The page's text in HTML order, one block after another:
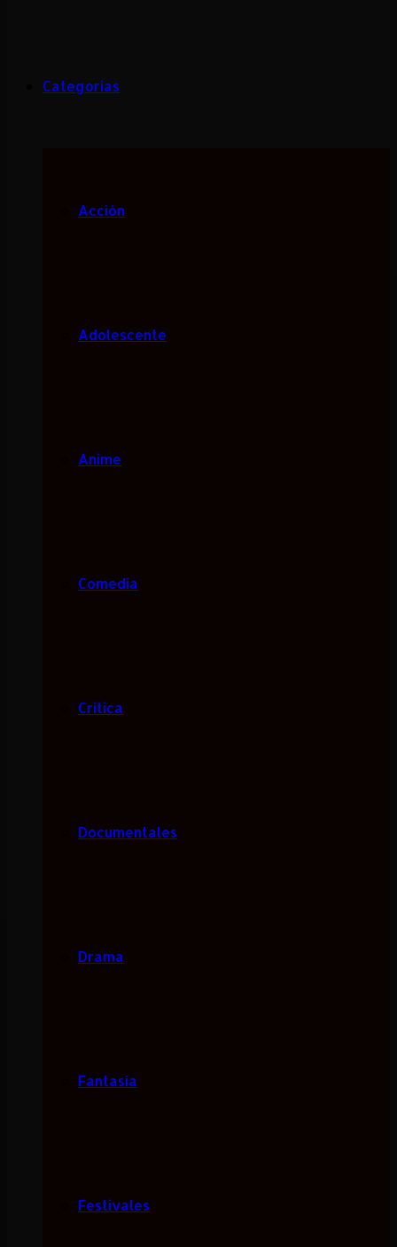
Categorias
Acción
Adolescente
Anime
Comedia
Critica
Documentales
Drama
Fantasía
Festivales